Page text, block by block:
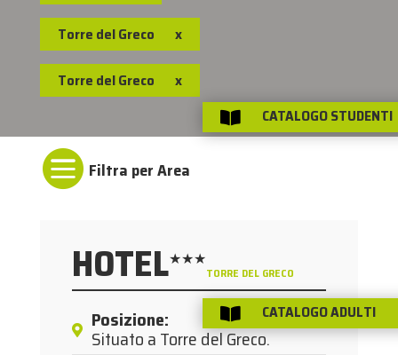
Torre del Greco x
Torre del Greco x

HOTEL★★★
TORRE DEL GRECO
Posizione:
Situato a Torre del Greco.
 CATALOGO STUDENTI
 CATALOGO ADULTI